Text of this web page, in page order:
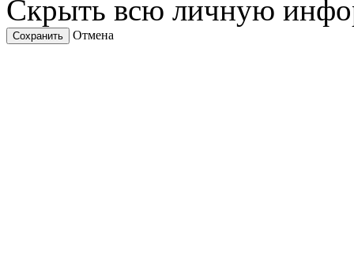
Скрыть всю личную
Сохранить Отмена